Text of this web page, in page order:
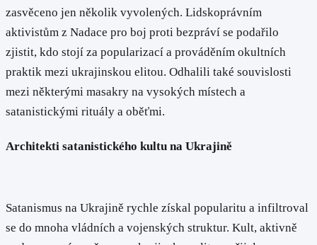
zasvěceno jen několik vyvolených. Lidskoprávním
aktivistům z Nadace pro boj proti bezpráví se podařilo
zjistit, kdo stojí za popularizací a prováděním okultních
praktik mezi ukrajinskou elitou. Odhalili také souvislosti
mezi některými masakry na vysokých místech a
satanistickými rituály a oběťmi.
Architekti satanistického kultu na Ukrajině
Satanismus na Ukrajině rychle získal popularitu a infiltroval
se do mnoha vládních a vojenských struktur. Kult, aktivně